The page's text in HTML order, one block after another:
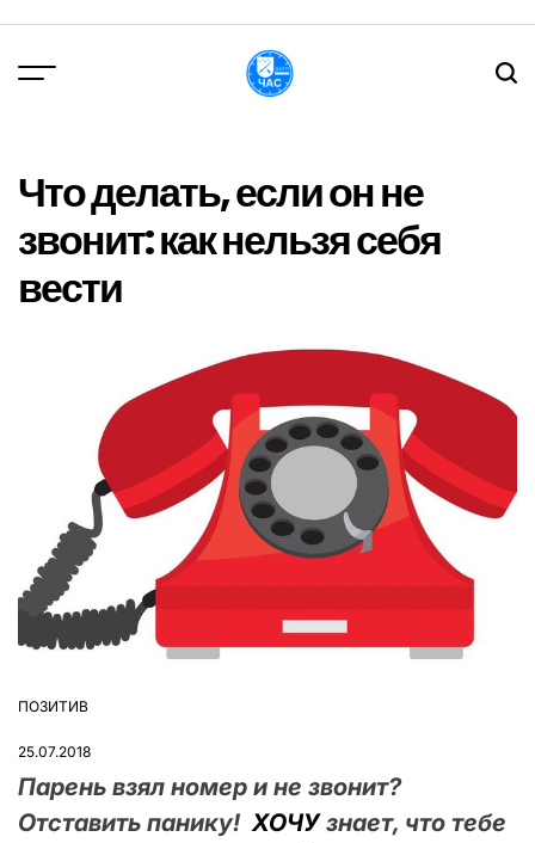
вмісту
Что делать, если он не
звонит: как нельзя себя
вести
ОПУБЛІКУВАТИ
ПОЗИТИВ
25.07.2018
Парень взял номер и не звонит?
Отставить панику!ХОЧУзнает, что тебе